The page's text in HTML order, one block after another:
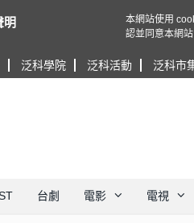
泛科學院 泛科活動 泛科市
台劇 電影 電視
明
本網站使用
認並同意本網